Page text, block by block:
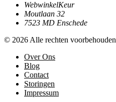
WebwinkelKeur
Moutlaan 32
7523 MD Enschede
© 2026 Alle rechten voorbehouden
Over Ons
Blog
Contact
Storingen
Impressum